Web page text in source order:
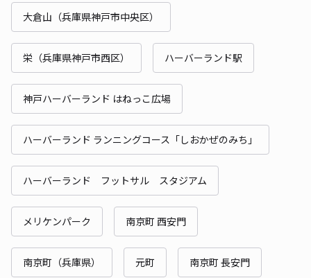
大倉山（兵庫県神戸市中央区）
栄（兵庫県神戸市西区） ハーバーランド駅
神戸ハーバーランド はねっこ広場
ハーバーランド ランニングコース「しおかぜのみち」
ハーバーランド フットサル スタジアム
メリケンパーク 南京町 西安門
南京町（兵庫県） 元町 南京町 長安門